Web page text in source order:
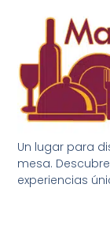
Un lugar para
mesa.
experiencias